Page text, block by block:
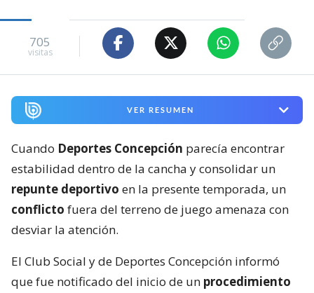
705
visitas
VER RESUMEN
Cuando Deportes Concepción parecía encontrar
estabilidad dentro de la cancha y consolidar un
repunte deportivo en la presente temporada, un
conflicto fuera del terreno de juego amenaza con
desviar la atención.
El Club Social y de Deportes Concepción informó
que fue notificado del inicio de un procedimiento